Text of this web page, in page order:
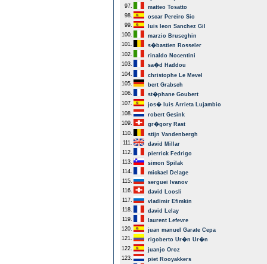
97.
matteo Tosatto
98.
oscar Pereiro Sio
99.
luis leon Sanchez Gil
100.
marzio Bruseghin
101.
s�bastien Rosseler
102.
rinaldo Nocentini
103.
sa�d Haddou
104.
christophe Le Mevel
105.
bert Grabsch
106.
st�phane Goubert
107.
jos� luis Arrieta Lujambio
108.
robert Gesink
109.
gr�gory Rast
110.
stijn Vandenbergh
111.
david Millar
112.
pierrick Fedrigo
113.
simon Spilak
114.
mickael Delage
115.
serguei Ivanov
116.
david Loosli
117.
vladimir Efimkin
118.
david Lelay
119.
laurent Lefevre
120.
juan manuel Garate Cepa
121.
rigoberto Ur�n Ur�n
122.
juanjo Oroz
123.
piet Rooyakkers